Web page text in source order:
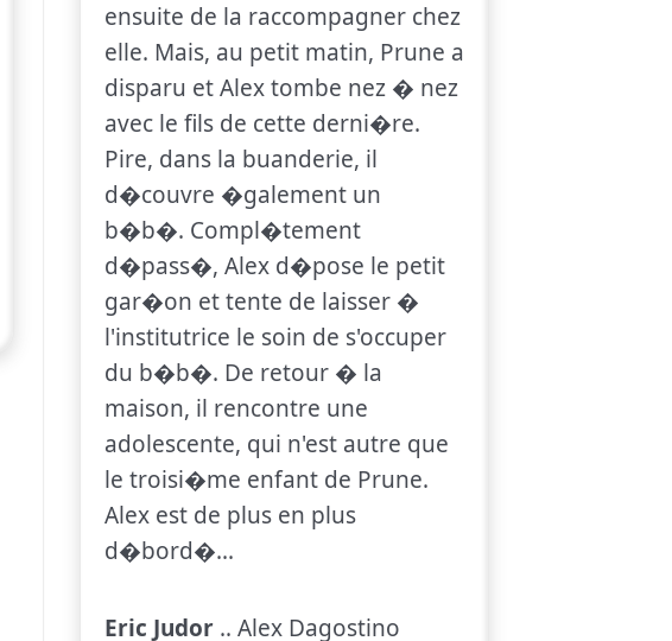
ensuite de la raccompagner chez
elle. Mais, au petit matin, Prune a
disparu et Alex tombe nez � nez
avec le fils de cette derni�re.
Pire, dans la buanderie, il
d�couvre �galement un
b�b�. Compl�tement
d�pass�, Alex d�pose le petit
gar�on et tente de laisser �
l'institutrice le soin de s'occuper
du b�b�. De retour � la
maison, il rencontre une
adolescente, qui n'est autre que
le troisi�me enfant de Prune.
Alex est de plus en plus
d�bord�...
Eric Judor .. Alex Dagostino